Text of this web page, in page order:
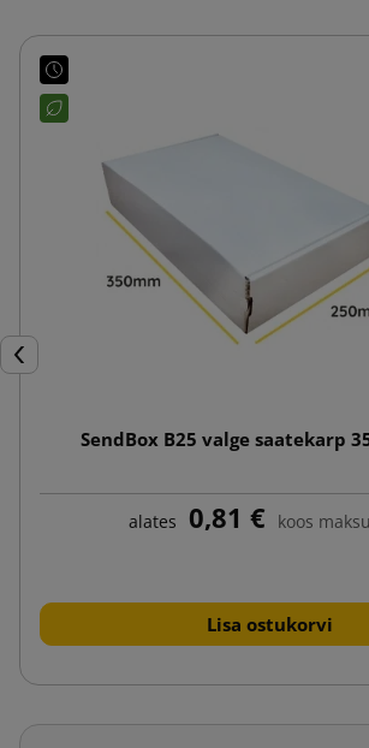
Eelmine
SendBox B25 valge saatekarp
alates 0,81 € koos
Lisa ostukorvi